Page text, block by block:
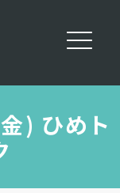
) ひめト